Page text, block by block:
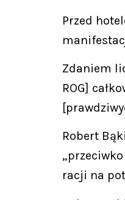
Przed
Zdaniem
ROG]
Robert
racji na